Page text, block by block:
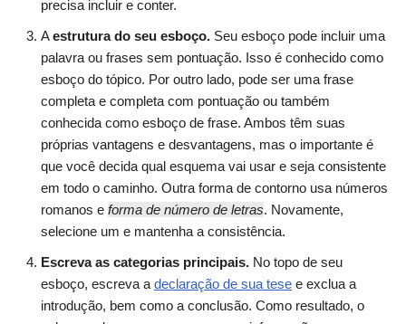
precisa incluir e conter.
Aestrutura do seu esboço. Seu esboço pode incluir uma
palavra ou frases sem pontuação. Isso é conhecido como
esboço do tópico. Por outro lado, pode ser uma frase
completa e completa com pontuação ou também
conhecida como esboço de frase. Ambos têm suas
próprias vantagens e desvantagens, mas o importante é
que você decida qual esquema vai usar e seja consistente
em todo o caminho. Outra forma de contorno usa números
romanos e forma de número de letras. Novamente,
selecione um e mantenha a consistência.
Escreva as categorias principais. No topo de seu
esboço, escreva a declaração de sua tese e exclua a
introdução, bem como a conclusão. Como resultado, o